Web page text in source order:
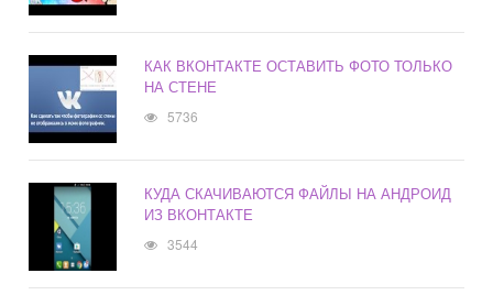
КАК ВКОНТАКТЕ ОСТАВИТЬ ФОТО ТОЛЬКО
НА СТЕНЕ
5736
КУДА СКАЧИВАЮТСЯ ФАЙЛЫ НА АНДРОИД
ИЗ ВКОНТАКТЕ
3544